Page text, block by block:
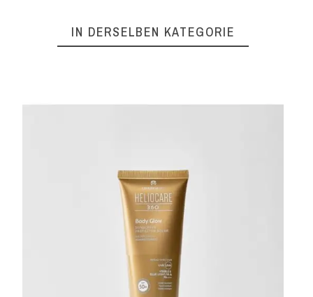
IN DERSELBEN KATEGORIE